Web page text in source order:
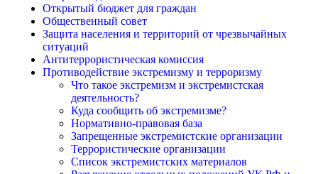
Открытый бюджет для граждан
Общественный совет
Защита населения и территорий от чрезвычайных
ситуаций
Антитеррористическая комиссия
Противодействие экстремизму и терроризму
Что такое экстремизм и экстремистская
деятельность?
Куда сообщить об экстремизме?
Нормативно-правовая база
Запрещенные экстремистские организации
Террористические организации
Список экстремистских материалов